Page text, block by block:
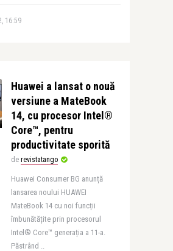
16:59
Huawei a lansat o nouă
versiune a MateBook
14, cu procesor Intel®
Core™, pentru
productivitate sporită
de revistatango
Huawei Consumer BG anunță
lansarea noului HUAWEI
MateBook 14 cu noi funcții
îmbunătățite prin procesorul
Intel® Core™ generația a 11-a.
Păstrând ..